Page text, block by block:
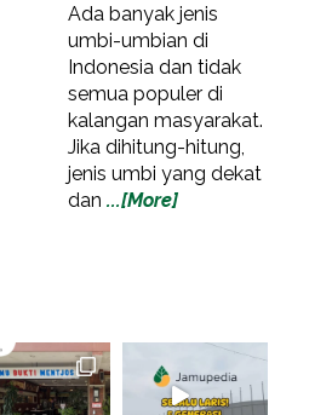
Ada banyak jenis
umbi-umbian di
Indonesia dan tidak
semua populer di
kalangan masyarakat.
Jika dihitung-hitung,
jenis umbi yang dekat
dan ...[More]